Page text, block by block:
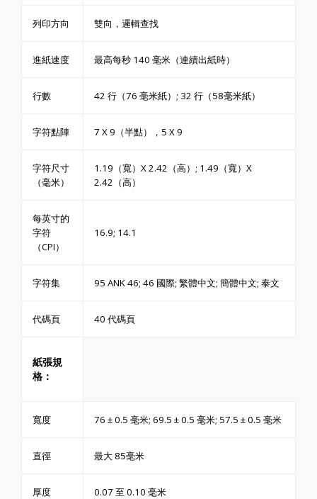
列印方向 雙向，邏輯查找
進紙速度 最高每秒 140 毫米（連續出紙時）
行數 42 行（76 毫米紙）; 32 行（58毫米紙）
字符點陣 7 X 9（半點），5 X 9
字符尺寸
（毫米）
1.19（寬）X 2.42（高）; 1.49（寬）X
2.42（高）
每英寸的
字符
（CPI）
16.9; 14.1
字符集 95 ANK 46; 46 國際; 繁體中文; 簡體中文; 泰文
代碼頁 40 代碼頁
紙張規
格：
寬度 76 ± 0.5 毫米; 69.5 ± 0.5 毫米; 57.5 ± 0.5 毫米
直徑 最大 85毫米
厚度 0.07 至 0.10 毫米